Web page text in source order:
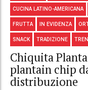
CUCINA LATINO-AMERICANA
FRUTTA IN EVIDENZA
SNACK TRADIZIONE
Chiquita
plantain chip
distribuzione